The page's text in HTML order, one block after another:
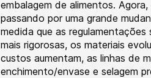
embalagem de alimentos.
passando por uma grande
medida que as regulamentações
mais rigorosas, os materiais
custos aumentam, as linhas de
enchimento/envase e selagem